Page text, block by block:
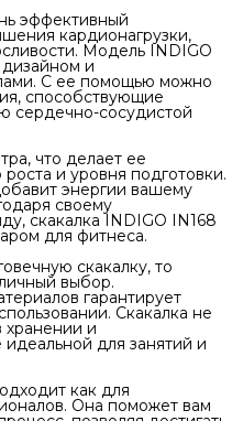
эффективный
кардионагрузки,
Модель INDIGO
и
С ее помощью можно
способствующие
сердечно-сосудистой
что делает ее
и уровня подготовки.
энергии вашему
своему
скакалка INDIGO IN168
для фитнеса.
скакалку, то
выбор.
гарантирует
Скакалка не
хранении и
для занятий и
как для
Она поможет вам